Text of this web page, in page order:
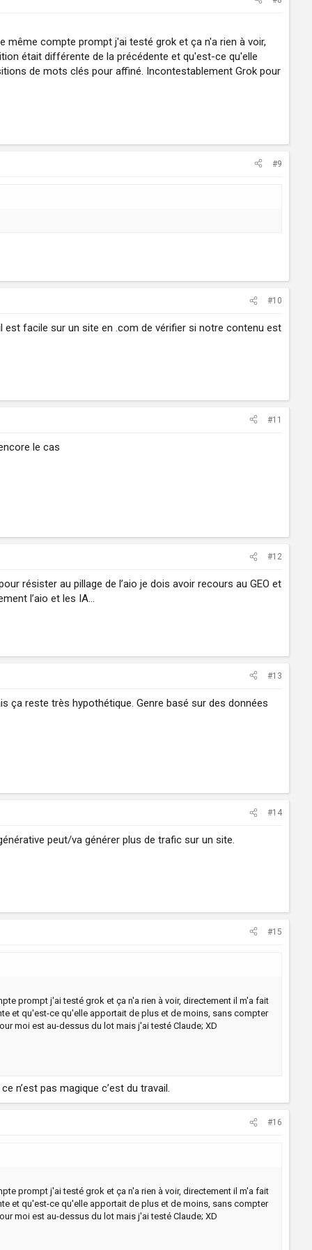
même compte prompt j'ai testé grok et ça n'a rien à voir,
était différente de la précédente et qu'est-ce qu'elle
de mots clés pour affiné. Incontestablement Grok pour
#9
#10
facile sur un site en .com de vérifier si notre contenu est
#11
le cas
#12
résister au pillage de l’aio je dois avoir recours au GEO et
l’aio et les IA…
#13
ça reste très hypothétique. Genre basé sur des données
#14
peut/va générer plus de trafic sur un site.
#15
prompt j'ai testé grok et ça n'a rien à voir, directement il m'a fait
et qu'est-ce qu'elle apportait de plus et de moins, sans compter
moi est au-dessus du lot mais j'ai testé Claude; XD
n’est pas magique c’est du travail.
#16
prompt j'ai testé grok et ça n'a rien à voir, directement il m'a fait
et qu'est-ce qu'elle apportait de plus et de moins, sans compter
moi est au-dessus du lot mais j'ai testé Claude; XD